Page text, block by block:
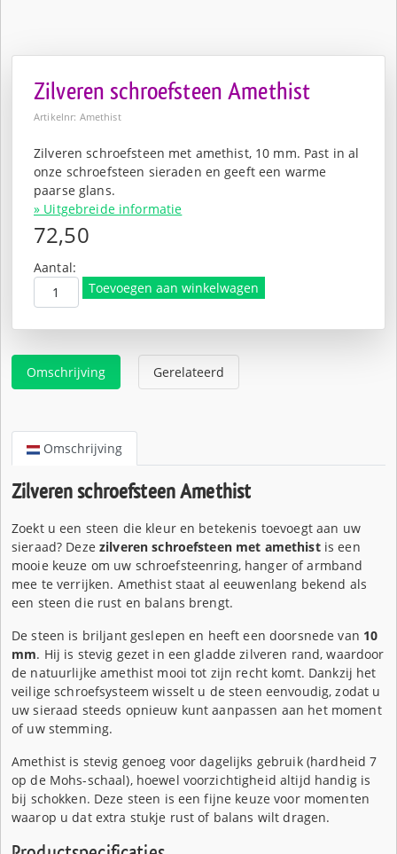
Zilveren schroefsteen Amethist
Artikelnr: Amethist
Zilveren schroefsteen met amethist, 10 mm. Past in al
onze schroefsteen sieraden en geeft een warme
paarse glans.
» Uitgebreide informatie
72,50
Aantal:
Toevoegen aan winkelwagen
Omschrijving Gerelateerd
Omschrijving
Zilveren schroefsteen Amethist
Zoekt u een steen die kleur en betekenis toevoegt aan uw
sieraad? Deze zilveren schroefsteen met amethistis een
mooie keuze om uw schroefsteenring, hanger of armband
mee te verrijken. Amethist staat al eeuwenlang bekend als
een steen die rust en balans brengt.
De steen is briljant geslepen en heeft een doorsnede van 10
mm. Hij is stevig gezet in een gladde zilveren rand, waardoor
de natuurlijke amethist mooi tot zijn recht komt. Dankzij het
veilige schroefsysteem wisselt u de steen eenvoudig, zodat u
uw sieraad steeds opnieuw kunt aanpassen aan het moment
of uw stemming.
Amethist is stevig genoeg voor dagelijks gebruik (hardheid 7
op de Mohs-schaal), hoewel voorzichtigheid altijd handig is
bij schokken. Deze steen is een fijne keuze voor momenten
waarop u dat extra stukje rust of balans wilt dragen.